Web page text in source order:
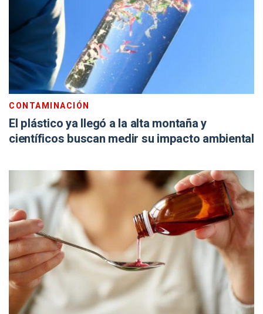
CONTAMINACIÓN
El plástico ya llegó a la alta montaña y
científicos buscan medir su impacto ambiental